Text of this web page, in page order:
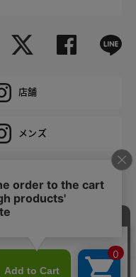
店舗
メンズ